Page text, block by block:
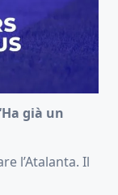
già un
l’Atalanta. Il